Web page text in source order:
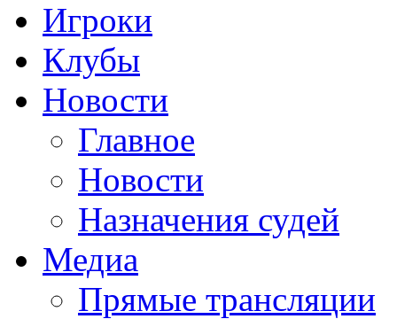
Игроки
Клубы
Новости
Главное
Новости
Назначения судей
Медиа
Прямые трансляции